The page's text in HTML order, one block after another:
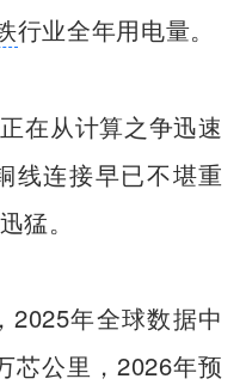
行业全年用电量。
在从计算之争迅速
线连接早已不堪重
猛。
2025年全球数据中
芯公里，2026年预